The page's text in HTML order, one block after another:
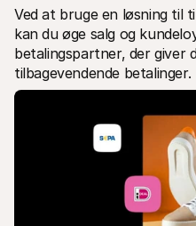
Ved at bruge en løsning til
kan du øge salg og
betalingspartner, der giver
tilbagevendende betalinger.